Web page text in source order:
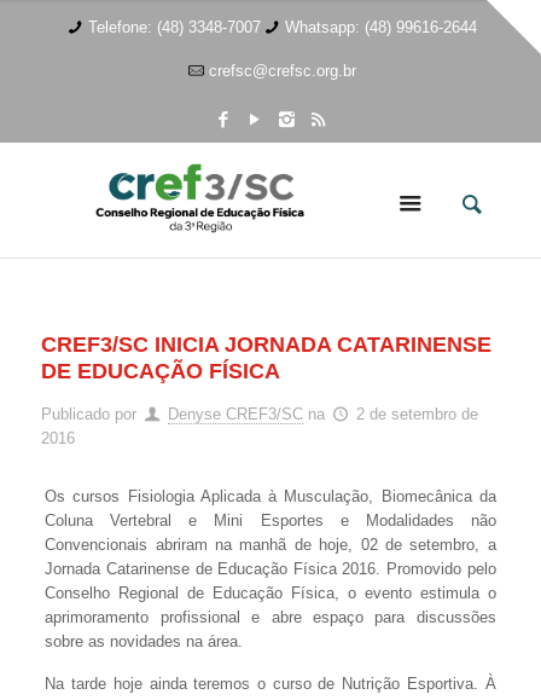
Telefone: (48) 3348-7007 Whatsapp: (48) 99616-2644
crefsc@crefsc.org.br
CREF3/SC INICIA JORNADA CATARINENSE
DE EDUCAÇÃO FÍSICA
Publicado por Denyse CREF3/SC na
2 de setembro de
2016
Os cursos Fisiologia Aplicada à Musculação, Biomecânica da
Coluna Vertebral e Mini Esportes e Modalidades não
Convencionais abriram na manhã de hoje, 02 de setembro, a
Jornada Catarinense de Educação Física 2016. Promovido pelo
Conselho Regional de Educação Física, o evento estimula o
aprimoramento profissional e abre espaço para discussões
sobre as novidades na área.
Na tarde hoje ainda teremos o curso de Nutrição Esportiva. À